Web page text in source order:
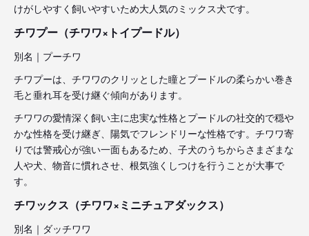
けがしやすく飼いやすいため大人気のミックス犬です。
チワプー（チワワ×トイプードル）
別名｜プーチワ
チワプーは、チワワのクリッとした瞳とプードルの柔らかい巻き
毛と垂れ耳を受け継ぐ傾向があります。
チワワの愛情深く飼い主に忠実な性格とプードルの社交的で穏や
かな性格を受け継ぎ、陽気でフレンドリーな性格です。チワワ寄
りでは警戒心が強い一面もあるため、子犬のうちからさまざまな
人や犬、物音に慣れさせ、根気強くしつけを行うことが大事で
す。
チワックス（チワワ×ミニチュアダックス）
別名｜ダッチワワ